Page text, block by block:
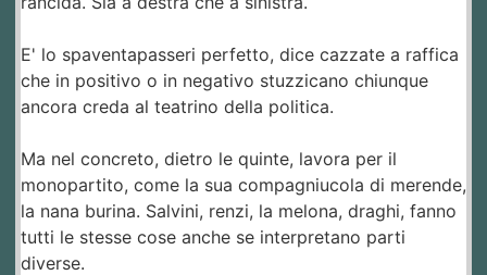
E' lo spaventapasseri perfetto, dice cazzate a raffica
che in positivo o in negativo stuzzicano chiunque
ancora creda al teatrino della politica.
Ma nel concreto, dietro le quinte, lavora per il
monopartito, come la sua compagniucola di merende,
la nana burina. Salvini, renzi, la melona, draghi, fanno
tutti le stesse cose anche se interpretano parti
diverse.